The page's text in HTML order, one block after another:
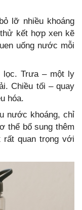
lỡ nhiều khoáng
kết hợp xen kẽ
uống nước mỗi
lọc. Trưa – một ly
Chiều tối – quay
hóa.
nước khoáng, chỉ
thể bổ sung thêm
rất quan trọng với